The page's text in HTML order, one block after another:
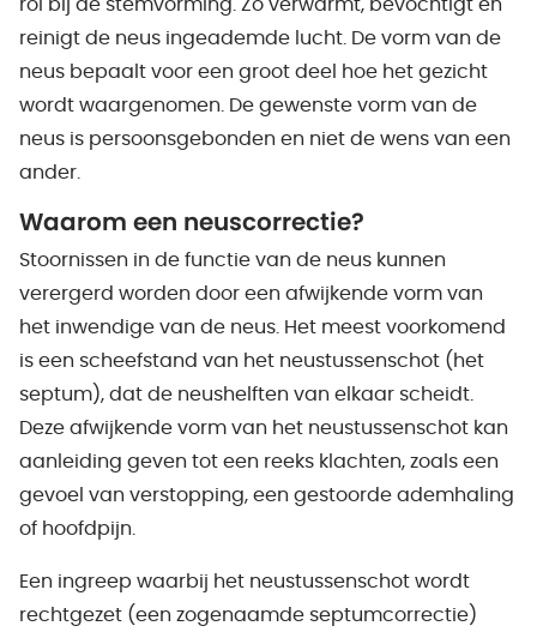
rol bij de stemvorming. Zo verwarmt, bevochtigt en
reinigt de neus ingeademde lucht. De vorm van de
neus bepaalt voor een groot deel hoe het gezicht
wordt waargenomen. De gewenste vorm van de
neus is persoonsgebonden en niet de wens van een
ander.
Waarom een neuscorrectie?
Stoornissen in de functie van de neus kunnen
verergerd worden door een afwijkende vorm van
het inwendige van de neus. Het meest voorkomend
is een scheefstand van het neustussenschot (het
septum), dat de neushelften van elkaar scheidt.
Deze afwijkende vorm van het neustussenschot kan
aanleiding geven tot een reeks klachten, zoals een
gevoel van verstopping, een gestoorde ademhaling
of hoofdpijn.
Een ingreep waarbij het neustussenschot wordt
rechtgezet (een zogenaamde septumcorrectie)